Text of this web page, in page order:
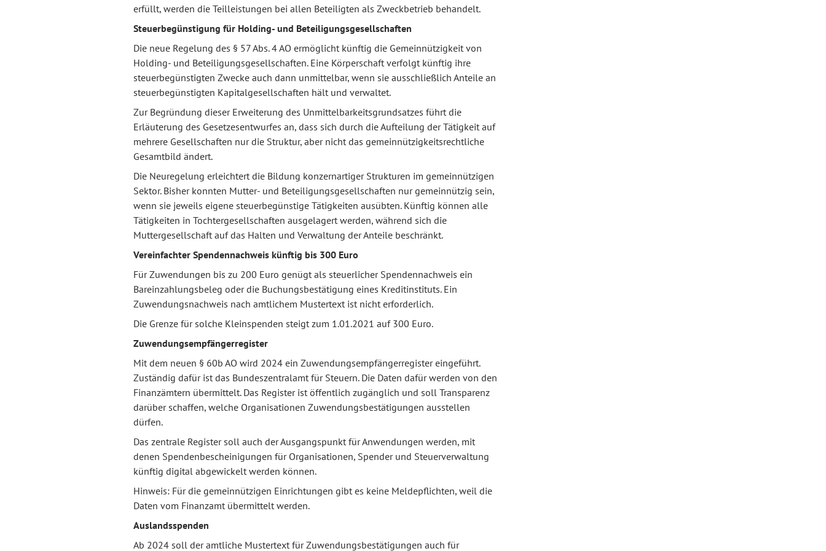
erfüllt, werden die Teilleistungen bei allen Beteiligten als Zweckbetrieb behandelt.
Steuerbegünstigung für Holding- und Beteiligungsgesellschaften
Die neue Regelung des § 57 Abs. 4 AO ermöglicht künftig die Gemeinnützigkeit von
Holding- und Beteiligungsgesellschaften. Eine Körperschaft verfolgt künftig ihre
steuerbegünstigten Zwecke auch dann unmittelbar, wenn sie ausschließlich Anteile an
steuerbegünstigten Kapitalgesellschaften hält und verwaltet.
Zur Begründung dieser Erweiterung des Unmittelbarkeitsgrundsatzes führt die
Erläuterung des Gesetzesentwurfes an, dass sich durch die Aufteilung der Tätigkeit auf
mehrere Gesellschaften nur die Struktur, aber nicht das gemeinnützigkeitsrechtliche
Gesamtbild ändert.
Die Neuregelung erleichtert die Bildung konzernartiger Strukturen im gemeinnützigen
Sektor. Bisher konnten Mutter- und Beteiligungsgesellschaften nur gemeinnützig sein,
wenn sie jeweils eigene steuerbegünstige Tätigkeiten ausübten. Künftig können alle
Tätigkeiten in Tochtergesellschaften ausgelagert werden, während sich die
Muttergesellschaft auf das Halten und Verwaltung der Anteile beschränkt.
Vereinfachter Spendennachweis künftig bis 300 Euro
Für Zuwendungen bis zu 200 Euro genügt als steuerlicher Spendennachweis ein
Bareinzahlungsbeleg oder die Buchungsbestätigung eines Kreditinstituts. Ein
Zuwendungsnachweis nach amtlichem Mustertext ist nicht erforderlich.
Die Grenze für solche Kleinspenden steigt zum 1.01.2021 auf 300 Euro.
Zuwendungsempfängerregister
Mit dem neuen § 60b AO wird 2024 ein Zuwendungsempfängerregister eingeführt.
Zuständig dafür ist das Bundeszentralamt für Steuern. Die Daten dafür werden von den
Finanzämtern übermittelt. Das Register ist öffentlich zugänglich und soll Transparenz
darüber schaffen, welche Organisationen Zuwendungsbestätigungen ausstellen
dürfen.
Das zentrale Register soll auch der Ausgangspunkt für Anwendungen werden, mit
denen Spendenbescheinigungen für Organisationen, Spender und Steuerverwaltung
künftig digital abgewickelt werden können.
Hinweis: Für die gemeinnützigen Einrichtungen gibt es keine Meldepflichten, weil die
Daten vom Finanzamt übermittelt werden.
Auslandsspenden
Ab 2024 soll der amtliche Mustertext für Zuwendungsbestätigungen auch für